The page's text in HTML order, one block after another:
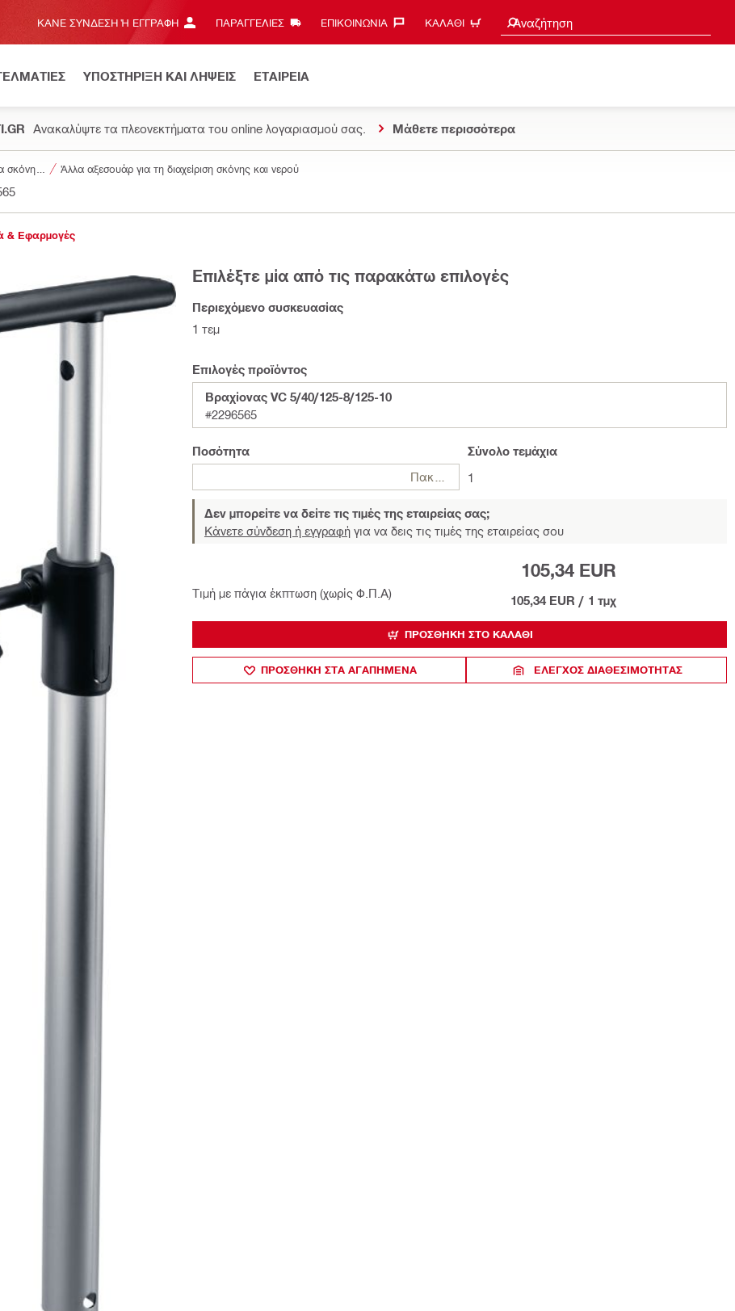
ΚΆΝΕ ΣΎΝΔΕΣΗ Ή ΕΓΓΡΑΦΉ ΠΑΡΑΓΓΕΛΙΕΣ ΕΠΙΚΟΙΝΩΝΊΑ‎ ΚΑΛΆΘΙ Αναζήτηση
Search suggestions
ΥΠΟΣΤΗΡΙΞΗ ΚΑΙ ΛΗΨΕΙΣ ΕΤΑΙΡΕΙΑ
Ανακαλύψτε τα πλεονεκτήματα του online λογαριασμού σας. Μάθετε περισσότερα
Άλλα αξεσουάρ για τη διαχείριση σκόνης και νερού
& Εφαρμογές
Επιλέξτε μία από τις παρακάτω επιλογές
Περιεχόμενο συσκευασίας
1 τεμ
Επιλογές προϊόντος
Βραχίονας VC 5/40/125-8/125-10
#2296565
Ποσότητα
Σύνολο τεμάχια
1
Δεν μπορείτε να δείτε τις τιμές της εταιρείας σας;
Κάνετε σύνδεση ή εγγραφή για να δεις τις τιμές της εταιρείας σου
Τιμή με πάγια έκπτωση (χωρίς Φ.Π.Α)
105,34 EUR
105,34 EUR / 1 τμχ
ΠΡΟΣΘΉΚΗ ΣΤΟ ΚΑΛΆΘΙ
ΠΡΟΣΘΗΚΗ ΣΤΑ ΑΓΑΠΗΜΕΝΑ ΈΛΕΓΧΟΣ ΔΙΑΘΕΣΙΜΌΤΗΤΑΣ